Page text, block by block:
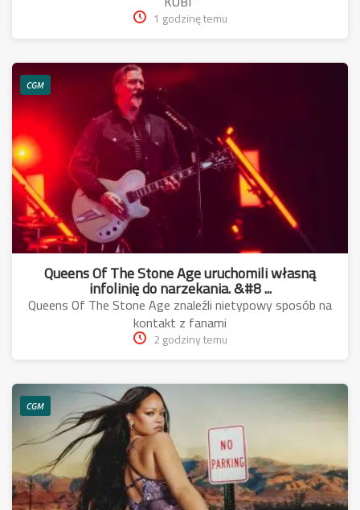
1 godzinę temu
CGM
Queens Of The Stone Age uruchomili własną
infolinię do narzekania. &#8 ...
Queens Of The Stone Age znaleźli nietypowy sposób na
kontakt z fanami
2 godziny temu
CGM